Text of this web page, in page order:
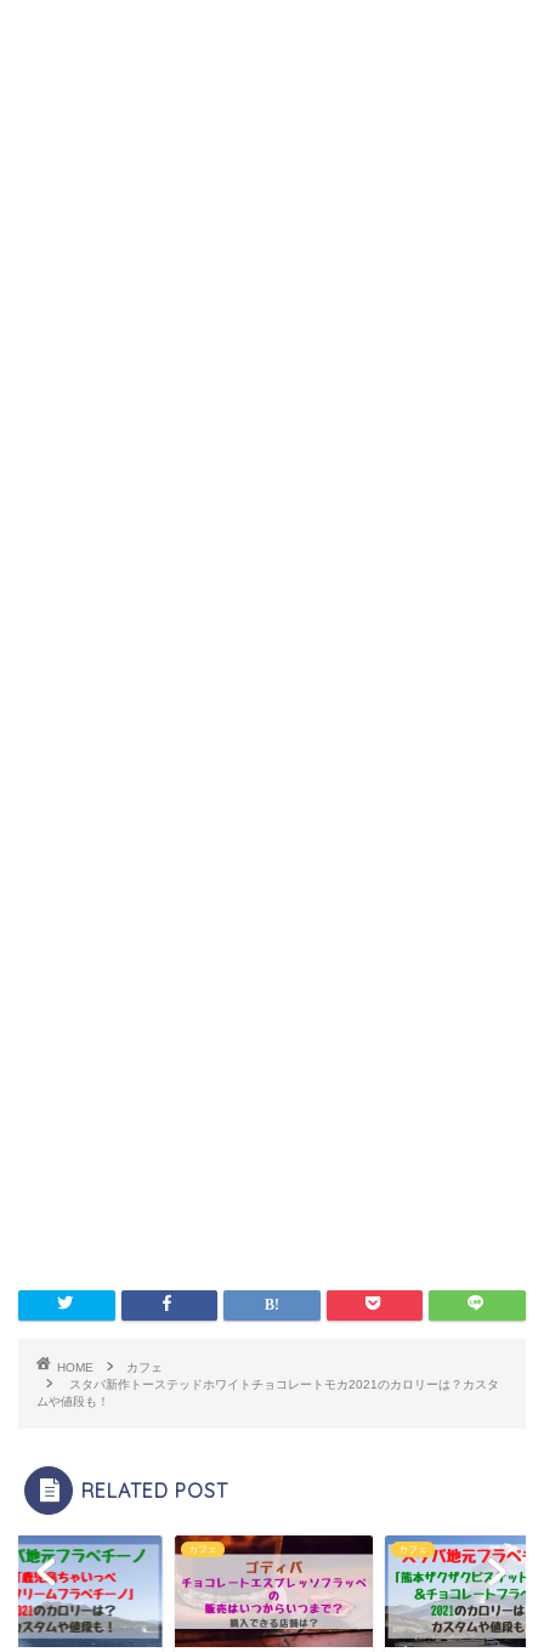
HOME
カフェ
スタバ新作トーステッドホワイトチョコレートモカ2021のカロリーは？カスタ
ムや値段も！
RELATED POST
カフェ カフェ